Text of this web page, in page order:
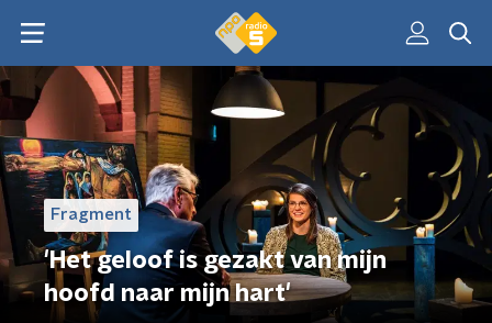
Fragment
'Het geloof is gezakt van mijn
hoofd naar mijn hart'